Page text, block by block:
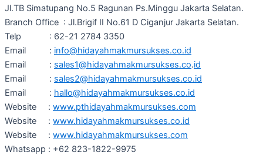
Jl.TB Simatupang No.5 Ragunan Ps.Minggu Jakarta Selatan.
Branch Office : Jl.Brigif II No.61 D Ciganjur Jakarta Selatan.
Telp : 62-21 2784 3350
Email : info@hidayahmakmursukses.co.id
Email : sales1@hidayahmakmursukses.co.id
Email : sales2@hidayahmakmursukses.co.id
Email : hallo@hidayahmakmursukses.co.id
Website : www.pthidayahmakmursukses.com
Website : www.hidayahmakmursukses.co.id
Website : www.hidayahmakmursukses.com
Whatsapp : +62 823-1822-9975